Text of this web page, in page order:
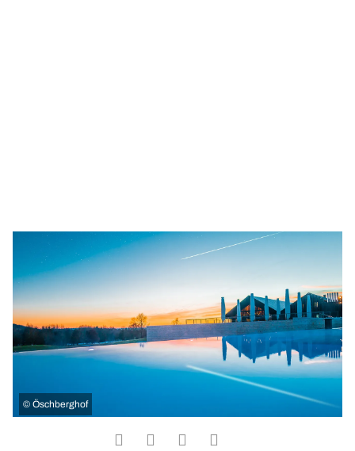
© Öschberghof